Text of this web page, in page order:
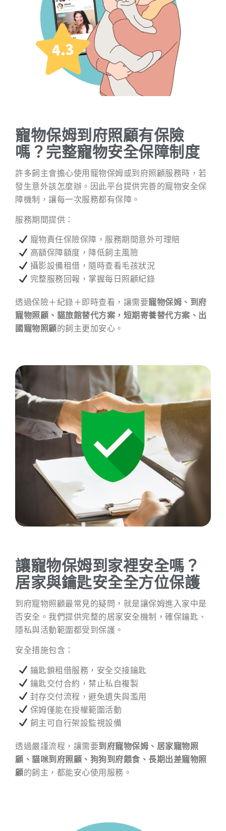
寵物保姆到府照顧有保險
嗎？完整寵物安全保障制度
許多飼主會擔心使用寵物保姆或到府照顧服務時，若
發生意外該怎麼辦。因此平台提供完善的寵物安全保
障機制，讓每一次服務都有保障。
服務期間提供：
寵物責任保險保障，服務期間意外可理賠
高額保障額度，降低飼主風險
攝影設備租借，隨時查看毛孩狀況
完整服務回報，掌握每日照顧紀錄
透過保險＋紀錄＋即時查看，讓需要寵物保姆、到府
寵物照顧、貓旅館替代方案，短期寄養替代方案、出
國寵物照顧的飼主更加安心。
讓寵物保姆到家裡安全嗎？
居家與鑰匙安全全方位保護
到府寵物照顧最常見的疑問，就是讓保姆進入家中是
否安全。我們提供完整的居家安全機制，確保鑰匙、
隱私與活動範圍都受到保護。
安全措施包含：
鑰匙鎖租借服務，安全交接鑰匙
鑰匙交付合約，禁止私自複製
封存交付流程，避免遺失與濫用
保姆僅能在授權範圍活動
飼主可自行架設監視設備
透過嚴謹流程，讓需要到府寵物保姆、居家寵物照
顧、貓咪到府照顧、狗狗到府餵食、長期出差寵物照
顧的飼主，都能安心使用服務。